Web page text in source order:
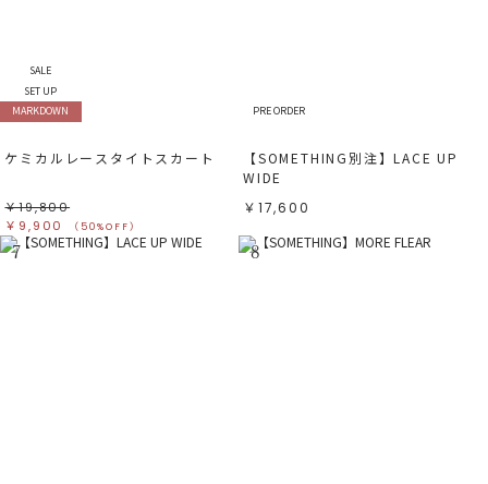
SALE
SET UP
MARKDOWN
ケミカルレースタイトスカート
￥19,800
￥9,900
（50%OFF）
PRE ORDER
【SOMETHING別注】LACE UP
WIDE
￥17,600
7 8